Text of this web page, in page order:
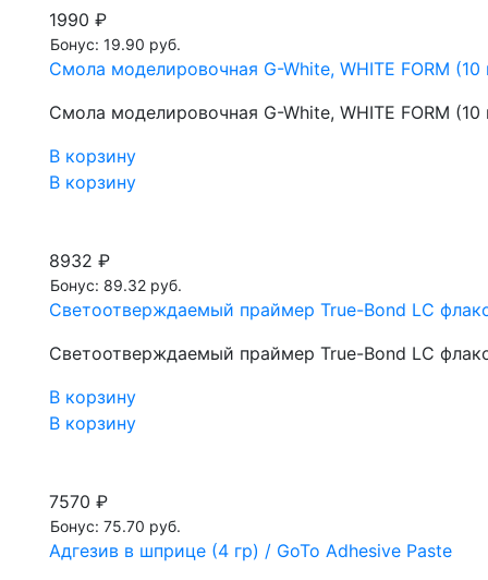
1990 ₽
Бонус: 19.90 руб.
Смола моделировочная G-White, WHITE FORM (10
Смола моделировочная G-White, WHITE FORM (10
В корзину
В корзину
8932 ₽
Бонус: 89.32 руб.
Светоотверждаемый праймер True-Bond LC
Светоотверждаемый праймер True-Bond LC
В корзину
В корзину
7570 ₽
Бонус: 75.70 руб.
Адгезив в шприце (4 гр) / GoTo Adhesive Paste